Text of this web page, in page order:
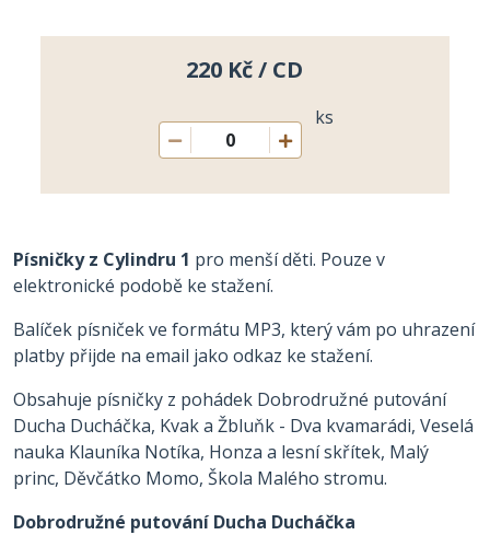
220 Kč / CD
0
ks
Písničky z Cylindru 1 pro menší děti. Pouze v
elektronické podobě ke stažení.
Balíček písniček ve formátu MP3, který vám po uhrazení
platby přijde na email jako odkaz ke stažení.
Obsahuje písničky z pohádek Dobrodružné putování
Ducha Ducháčka, Kvak a Žbluňk - Dva kvamarádi, Veselá
nauka Klauníka Notíka, Honza a lesní skřítek, Malý
princ, Děvčátko Momo, Škola Malého stromu.
Dobrodružné putování Ducha Ducháčka